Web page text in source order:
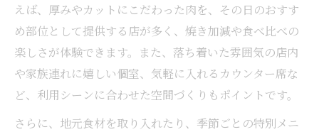
えば、厚みやカットにこだわった肉を、その日のおすす
め部位として提供する店が多く、焼き加減や食べ比べの
楽しさが体験できます。また、落ち着いた雰囲気の店内
や家族連れに嬉しい個室、気軽に入れるカウンター席な
ど、利用シーンに合わせた空間づくりもポイントです。
さらに、地元食材を取り入れたり、季節ごとの特別メニ